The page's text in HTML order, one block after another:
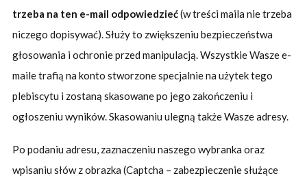
trzeba na ten e-mail odpowiedzieć(w treści maila nie trzeba
niczego dopisywać). Służy to zwiększeniu bezpieczeństwa
głosowania i ochronie przed manipulacją. Wszystkie Wasze e-
maile trafią na konto stworzone specjalnie na użytek tego
plebiscytu i zostaną skasowane po jego zakończeniu i
ogłoszeniu wyników. Skasowaniu ulegną także Wasze adresy.
Po podaniu adresu, zaznaczeniu naszego wybranka oraz
wpisaniu słów z obrazka (Captcha – zabezpieczenie służące